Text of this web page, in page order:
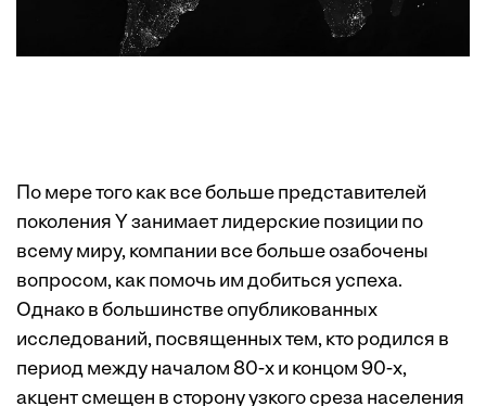
По мере того как все больше представителей
поколения Y занимает лидерские позиции по
всему миру, компании все больше озабочены
вопросом, как помочь им добиться успеха.
Однако в большинстве опубликованных
исследований, посвященных тем, кто родился в
период между началом 80-х и концом 90-х,
акцент смещен в сторону узкого среза населения